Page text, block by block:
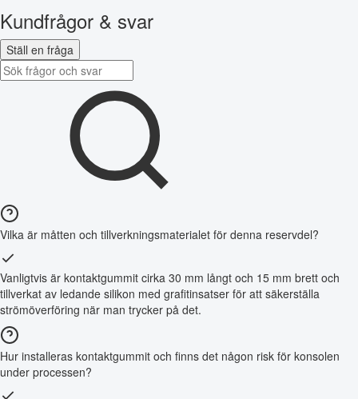
Kundfrågor & svar
Ställ en fråga
Vilka är måtten och tillverkningsmaterialet för denna reservdel?
Vanligtvis är kontaktgummit cirka 30 mm långt och 15 mm brett och
tillverkat av ledande silikon med grafitinsatser för att säkerställa
strömöverföring när man trycker på det.
Hur installeras kontaktgummit och finns det någon risk för konsolen
under processen?